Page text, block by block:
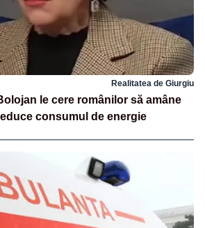
Realitatea de Giurgiu
le cere românilor să amâne
consumul de energie